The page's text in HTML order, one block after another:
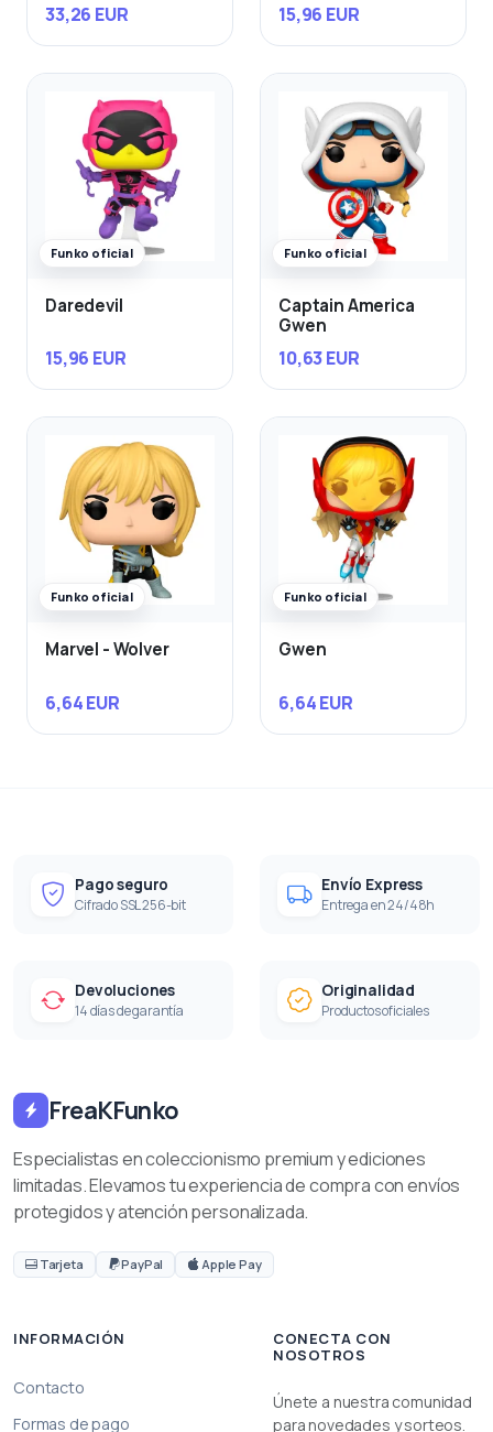
33,26 EUR 15,96 EUR
Funko oficial
Daredevil
15,96 EUR
Funko oficial
Captain America
Gwen
10,63 EUR
Funko oficial
Marvel - Wolver
6,64 EUR
Funko oficial
Gwen
6,64 EUR
Pago seguro
Cifrado SSL 256-bit
Envío Express
Entrega en 24/48h
Devoluciones
14 días de garantía
Originalidad
Productos oficiales
FreaKFunko
Especialistas en coleccionismo premium y ediciones
limitadas. Elevamos tu experiencia de compra con envíos
protegidos y atención personalizada.
Tarjeta PayPal Apple Pay
INFORMACIÓN
Contacto
Formas de pago
CONECTA CON
NOSOTROS
Únete a nuestra comunidad
para novedades y sorteos.